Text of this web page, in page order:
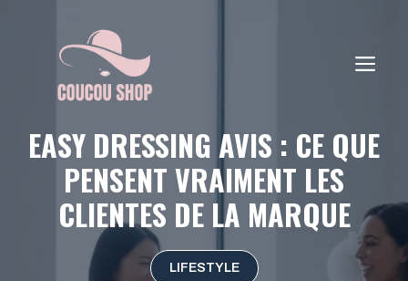
EASY DRESSING AVIS : CE QUE
PENSENT VRAIMENT LES
CLIENTES DE LA MARQUE
LIFESTYLE